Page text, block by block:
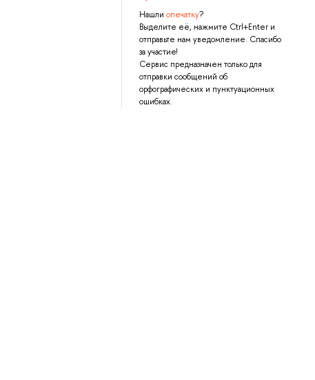
Нашли опечатку?
Выделите её, нажмите Ctrl+Enter и
отправьте нам уведомление. Спасибо
за участие!
Сервис предназначен только для
отправки сообщений об
орфографических и пунктуационных
ошибках.